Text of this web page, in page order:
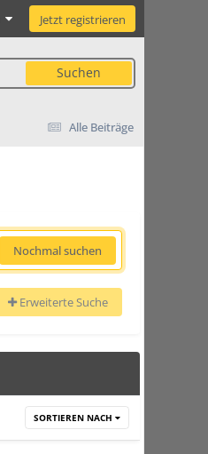
Jetzt registrieren
Suchen
Alle Beiträge
Nochmal suchen
Erweiterte Suche
SORTIEREN NACH